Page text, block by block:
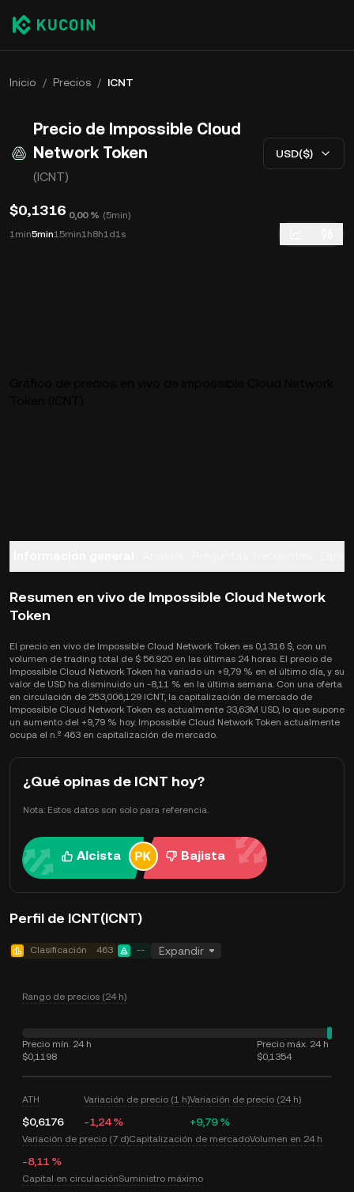
Inicio / Precios / ICNT
Precio de Impossible Cloud
Network Token
(ICNT)
USD($)
$0,1316 0,00 % (5min)
1min5min15min1h8h1d1s
Resumen en vivo de Impossible Cloud Network
Token
El precio en vivo de Impossible Cloud Network Token es 0,1316 $, con un
volumen de trading total de $ 56.920 en las últimas 24 horas. El precio de
Impossible Cloud Network Token ha variado un +9,79 % en el último día, y su
valor de USD ha disminuido un -8,11 % en la última semana. Con una oferta
en circulación de 253,006,129 ICNT, la capitalización de mercado de
Impossible Cloud Network Token es actualmente 33,63M USD, lo que supone
un aumento del +9,79 % hoy. Impossible Cloud Network Token actualmente
ocupa el n.º 463 en capitalización de mercado.
¿Qué opinas de ICNT hoy?
Nota: Estos datos son solo para referencia.
Alcista Bajista
Perfil de ICNT(ICNT)
Clasificación 463 -- Expandir
Rango de precios (24 h)
Precio mín. 24 h
$0,1198
Precio máx. 24 h
$0,1354
ATH
$0,6176
Variación de precio (1 h)
-1,24 %
Variación de precio (24 h)
+9,79 %
Variación de precio (7 d)
-8,11 %
Capitalización de mercadoVolumen en 24 h
Capital en circulaciónSuministro máximo